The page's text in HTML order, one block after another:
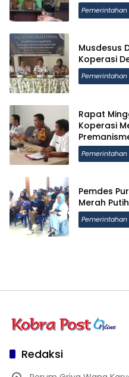
Pemerintahan
Musdesus
Koperasi
Pemerintahan
Rapat
Koperasi
Pemerintahan
Pemdes
Merah Putih
Pemerintahan
Redaksi